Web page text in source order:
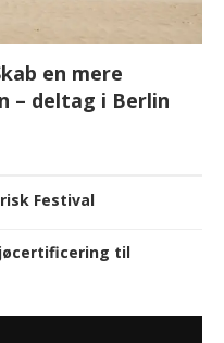
en mere
– deltag i Berlin
Festival
til